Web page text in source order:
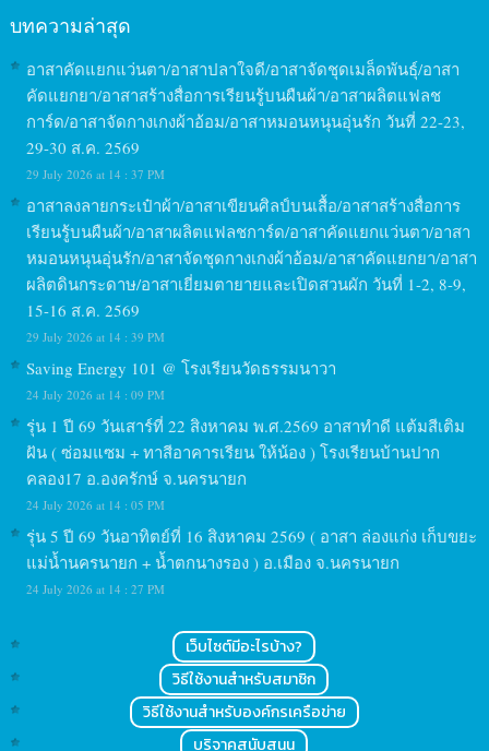
บทความล่าสุด
อาสาคัดแยกแว่นตา/อาสาปลาใจดี/อาสาจัดชุดเมล็ดพันธุ์/อาสา
คัดแยกยา/อาสาสร้างสื่อการเรียนรู้บนผืนผ้า/อาสาผลิตแฟลช
การ์ด/อาสาจัดกางเกงผ้าอ้อม/อาสาหมอนหนุนอุ่นรัก วันที่ 22-23,
29-30 ส.ค. 2569
29 July 2026 at 14 : 37 PM
อาสาลงลายกระเป๋าผ้า/อาสาเขียนศิลป์บนเสื้อ/อาสาสร้างสื่อการ
เรียนรู้บนผืนผ้า/อาสาผลิตแฟลชการ์ด/อาสาคัดแยกแว่นตา/อาสา
หมอนหนุนอุ่นรัก/อาสาจัดชุดกางเกงผ้าอ้อม/อาสาคัดแยกยา/อาสา
ผลิตดินกระดาษ/อาสาเยี่ยมตายายและเปิดสวนผัก วันที่ 1-2, 8-9,
15-16 ส.ค. 2569
29 July 2026 at 14 : 39 PM
Saving Energy 101 @ โรงเรียนวัดธรรมนาวา
24 July 2026 at 14 : 09 PM
รุ่น 1 ปี 69 วันเสาร์ที่ 22 สิงหาคม พ.ศ.2569 อาสาทำดี แต้มสีเติม
ฝัน ( ซ่อมแซม + ทาสีอาคารเรียน ให้น้อง ) โรงเรียนบ้านปาก
คลอง17 อ.องครักษ์ จ.นครนายก
24 July 2026 at 14 : 05 PM
รุ่น 5 ปี 69 วันอาทิตย์ที่ 16 สิงหาคม 2569 ( อาสา ล่องแก่ง เก็บขยะ
แม่น้ำนครนายก + น้ำตกนางรอง ) อ.เมือง จ.นครนายก
24 July 2026 at 14 : 27 PM
เว็บไซต์มีอะไรบ้าง?
วิธีใช้งานสำหรับสมาชิก
วิธีใช้งานสำหรับองค์กรเครือข่าย
บริจาคสนับสนุน